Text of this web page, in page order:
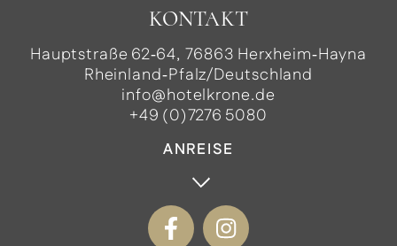
KONTAKT
Hauptstraße 62‑64, 76863 Herxheim‑Hayna
Rheinland‑Pfalz/Deutschland
info@hotelkrone.de
+49 (0)7276 5080
ANREISE